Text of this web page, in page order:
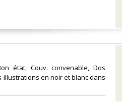
état, Couv. convenable, Dos
illustrations en noir et blanc dans